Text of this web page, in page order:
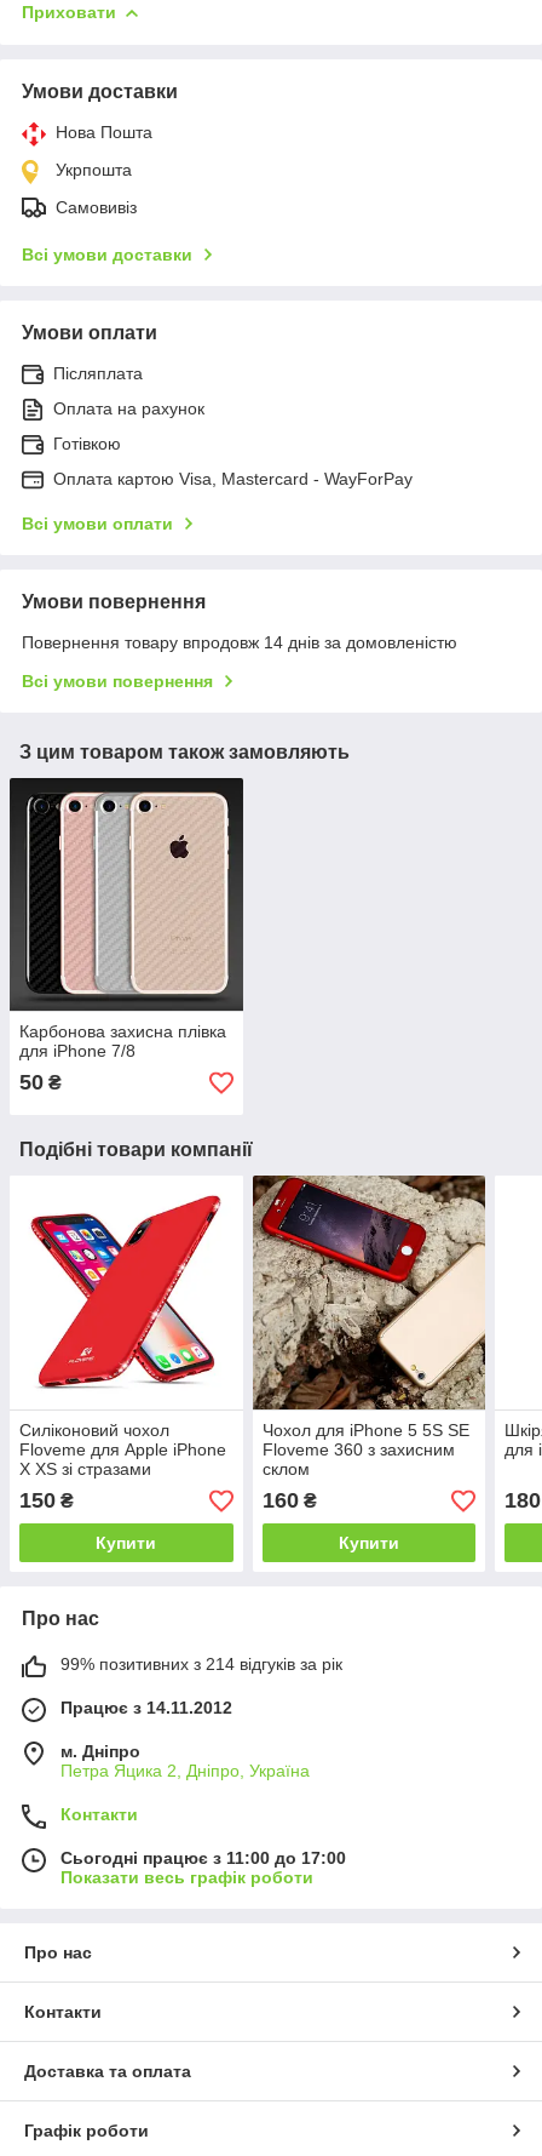
Приховати
Умови доставки
Нова Пошта
Укрпошта
Самовивіз
Всі умови доставки
Умови оплати
Післяплата
Оплата на рахунок
Готівкою
Оплата картою Visa, Mastercard - WayForPay
Всі умови оплати
Умови повернення
Повернення товару впродовж 14 днів за домовленістю
Всі умови повернення
З цим товаром також замовляють
Карбонова захисна плівка
для iPhone 7/8
50 ₴
Подібні товари компанії
Силіконовий чохол
Floveme для Apple iPhone
X XS зі стразами
150 ₴
Купити
Чохол для iPhone 5 5S SE
Floveme 360 з захисним
склом
160₴
Купити
для
180
Про нас
99% позитивних з 214 відгуків за рік
Працює з 14.11.2012
м. Дніпро
Петра Яцика 2, Дніпро, Україна
Контакти
Сьогодні працює з 11:00 до 17:00
Показати весь графік роботи
Про нас
Контакти
Доставка та оплата
Графік роботи